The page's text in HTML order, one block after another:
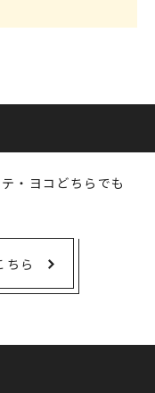
・ヨコどちらでも
ちら